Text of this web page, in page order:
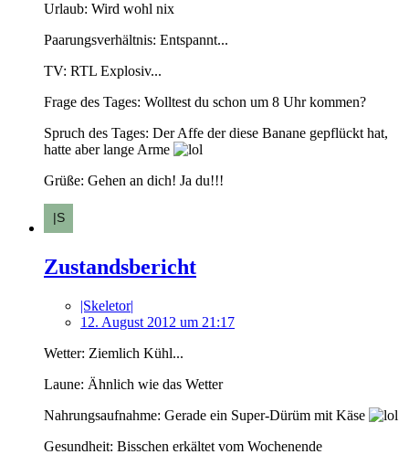
Urlaub: Wird wohl nix
Paarungsverhältnis: Entspannt...
TV: RTL Explosiv...
Frage des Tages: Wolltest du schon um 8 Uhr kommen?
Spruch des Tages: Der Affe der diese Banane gepflückt hat,
hatte aber lange Arme
Grüße: Gehen an dich! Ja du!!!
Zustandsbericht
|Skeletor|
12. August 2012 um 21:17
Wetter: Ziemlich Kühl...
Laune: Ähnlich wie das Wetter
Nahrungsaufnahme: Gerade ein Super-Dürüm mit Käse
Gesundheit: Bisschen erkältet vom Wochenende